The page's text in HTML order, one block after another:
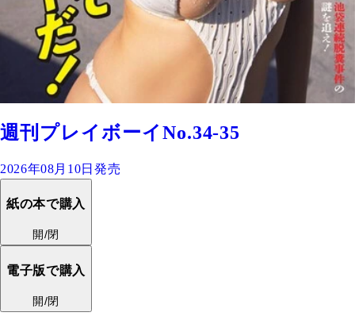
週刊プレイボーイNo.34-35
2026年08月10日発売
紙の本で購入
開/閉
電子版で購入
開/閉